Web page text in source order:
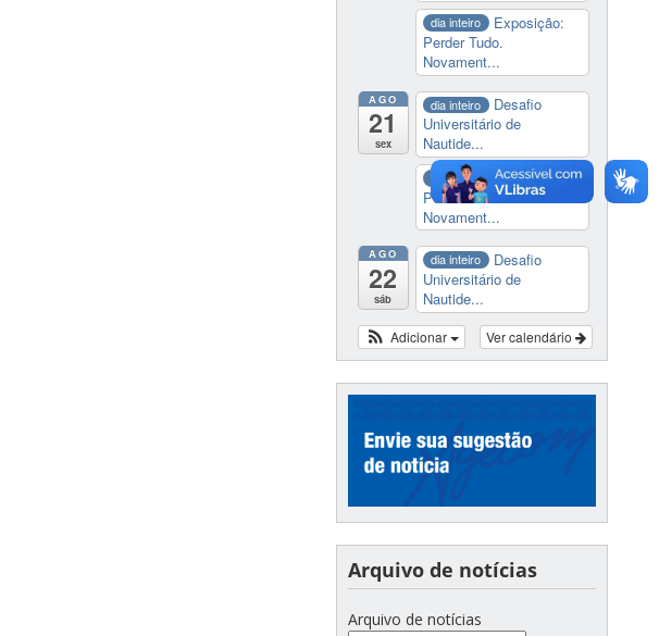
dia inteiro
Exposição:
Perder Tudo.
Novament...
AGO
21
sex
dia inteiro
Desafio
Universitário de
Nautide...
dia inteiro
Exposição:
Perder Tudo.
Novament...
AGO
22
sáb
dia inteiro
Desafio
Universitário de
Nautide...
Ver calendário
Adicionar
Arquivo de notícias
Arquivo de notícias